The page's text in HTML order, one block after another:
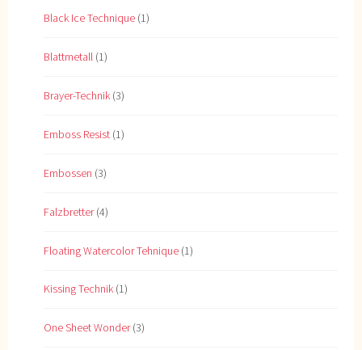
Black Ice Technique (1)
Blattmetall (1)
Brayer-Technik (3)
Emboss Resist (1)
Embossen (3)
Falzbretter(4)
Floating Watercolor Tehnique (1)
Kissing Technik (1)
One Sheet Wonder(3)